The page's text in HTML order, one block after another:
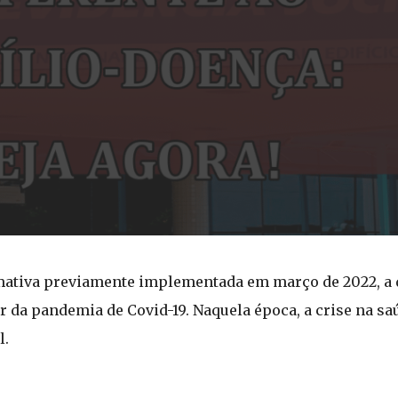
previamente implementada em março de 2022, a
pandemia de Covid-19. Naquela época, a crise na